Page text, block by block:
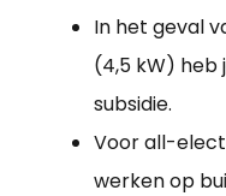
In het geval
(4,5 kW) heb
subsidie.
Voor all-
werken op